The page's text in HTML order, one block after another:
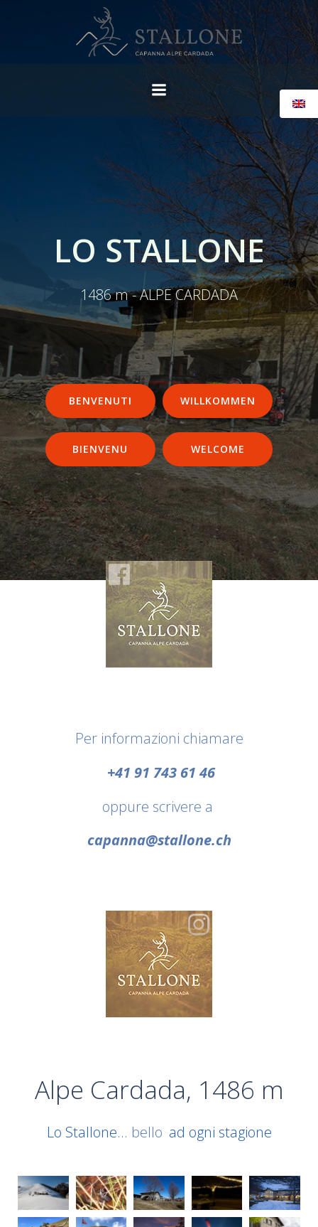
Skip
to
content
LO STALLONE
1486 m - ALPE CARDADA
BENVENUTI WILLKOMMEN
BIENVENU WELCOME
Per informazioni chiamare
+41 91 743 61 46
oppure scrivere a
capanna@stallone.ch
Alpe Cardada, 1486 m
Lo Stallone... bello ad ogni stagione